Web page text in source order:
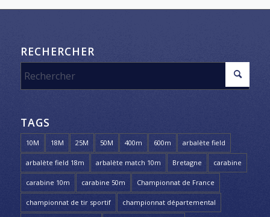
RECHERCHER
TAGS
10M 18M 25M 50M 400m 600m arbalète field
arbalète field 18m arbalète match 10m Bretagne carabine
carabine 10m carabine 50m Championnat de France
championnat de tir sportif championnat départemental